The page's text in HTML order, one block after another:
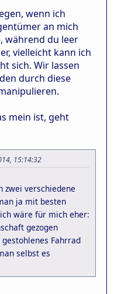
wenn ich
an mich
während du leer
vielleicht kann ich
sich. Wir lassen
durch diese
mein ist, geht
15:14:32
zwei verschiedene
ja mit besten
wäre für mich eher:
gezogen
gestohlenes Fahrrad
selbst es